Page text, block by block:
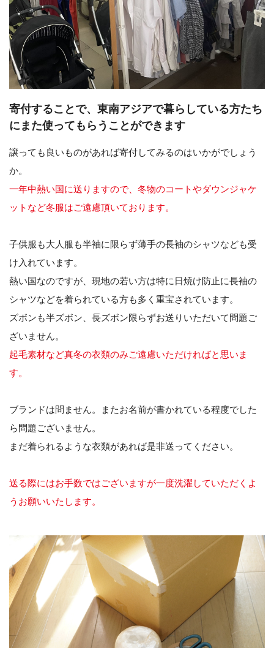
寄付することで、東南アジアで暮らしている方たち
にまた使ってもらうことができます
譲っても良いものがあれば寄付してみるのはいかがでしょう
か。
一年中熱い国に送りますので、冬物のコートやダウンジャケ
ットなど冬服はご遠慮頂いております。
子供服も大人服も半袖に限らず薄手の長袖のシャツなども受
け入れています。
熱い国なのですが、現地の若い方は特に日焼け防止に長袖の
シャツなどを着られている方も多く重宝されています。
ズボンも半ズボン、長ズボン限らずお送りいただいて問題ご
ざいません。
起毛素材など真冬の衣類のみご遠慮いただければと思いま
す。
ブランドは問ません。またお名前が書かれている程度でした
ら問題ございません。
まだ着られるような衣類があれば是非送ってください。
送る際にはお手数ではございますが一度洗濯していただくよ
うお願いいたします。